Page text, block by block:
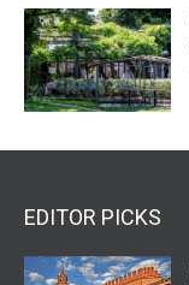
EDITOR PICKS